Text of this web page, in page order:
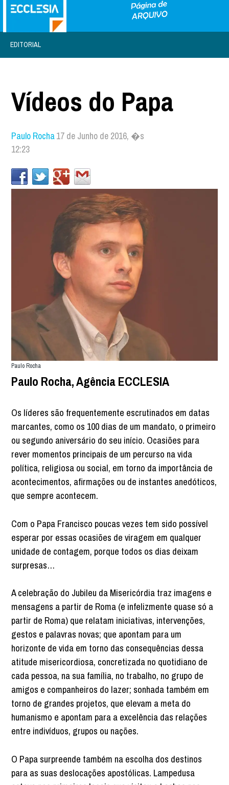
EDITORIAL
Vídeos do Papa
Paulo Rocha17 de Junho de 2016, �s
12:23
Paulo Rocha
Paulo Rocha, Agência ECCLESIA
Os líderes são frequentemente escrutinados em datas
marcantes, como os 100 dias de um mandato, o primeiro
ou segundo aniversário do seu início. Ocasiões para
rever momentos principais de um percurso na vida
política, religiosa ou social, em torno da importância de
acontecimentos, afirmações ou de instantes anedóticos,
que sempre acontecem.
Com o Papa Francisco poucas vezes tem sido possível
esperar por essas ocasiões de viragem em qualquer
unidade de contagem, porque todos os dias deixam
surpresas…
A celebração do Jubileu da Misericórdia traz imagens e
mensagens a partir de Roma (e infelizmente quase só a
partir de Roma) que relatam iniciativas, intervenções,
gestos e palavras novas; que apontam para um
horizonte de vida em torno das consequências dessa
atitude misericordiosa, concretizada no quotidiano de
cada pessoa, na sua família, no trabalho, no grupo de
amigos e companheiros do lazer; sonhada também em
torno de grandes projetos, que elevam a meta do
humanismo e apontam para a excelência das relações
entre indivíduos, grupos ou nações.
O Papa surpreende também na escolha dos destinos
para as suas deslocações apostólicas. Lampedusa